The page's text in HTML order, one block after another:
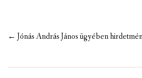
KÉPVISELŐ-TESTÜLET
Post
← Jónás András János ügyében